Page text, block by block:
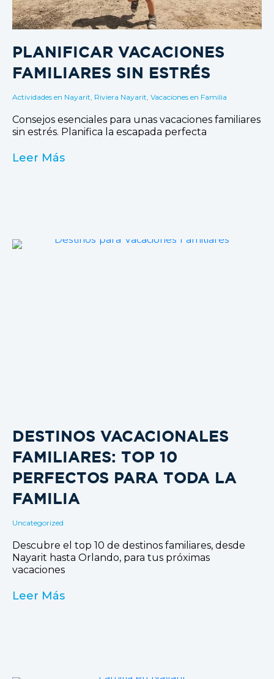
PLANIFICAR VACACIONES
FAMILIARES SIN ESTRÉS
Actividades en Nayarit Riviera Nayarit Vacaciones en Familia
Consejos esenciales para unas vacaciones familiares
sin estrés. Planifica la escapada perfecta
Leer Más
DESTINOS VACACIONALES
FAMILIARES: TOP 10
PERFECTOS PARA TODA LA
FAMILIA
Uncategorized
Descubre el top 10 de destinos familiares, desde
Nayarit hasta Orlando, para tus próximas
vacaciones
Leer Más